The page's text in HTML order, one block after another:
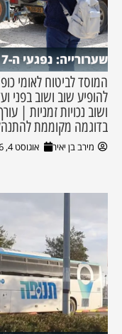
שערורייה: נפגעי ה-7 לאוקטובר ממשיכים להיפגע
להופיע שוב ושוב בפני
ושוב נכויות זמניות |
בדוגמה מקוממת
מירב בן יאיר אוגוסט 4, 2026